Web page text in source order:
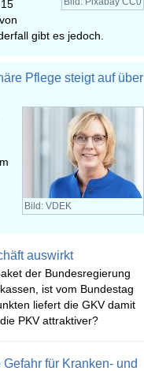
gibt es jedoch.
Pflege steigt auf über
Bild: VDEK
auswirkt
der Bundesregierung
ist vom Bundestag
liefert die GKV damit
PKV attraktiver?
für Kranken- und